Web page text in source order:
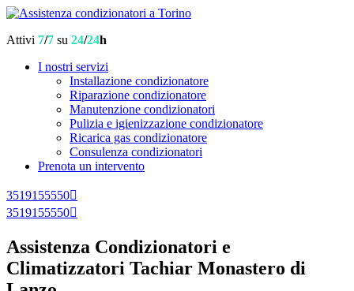
Attivi 7/7 su 24/24h
I nostri servizi
Installazione condizionatore
Riparazione condizionatore
Manutenzione condizionatori
Pulizia e igienizzazione condizionatore
Ricarica gas condizionatore
Consulenza condizionatori
Prenota un intervento
3519155550
3519155550
Assistenza Condizionatori e
Climatizzatori Tachiar Monastero di